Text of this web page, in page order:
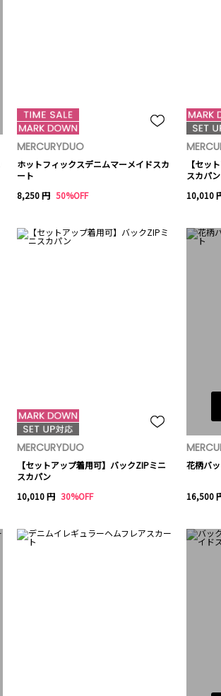
MERCURYDUO
ホットフィックスデニムマーメイドスカ
ート
8,250 円 50%OFF
【セッ
スカパン
10,010
MERCURYDUO
【セットアップ着用可】バックZIPミニ
スカパン
10,010 円 30%OFF
花柄バ
16,500